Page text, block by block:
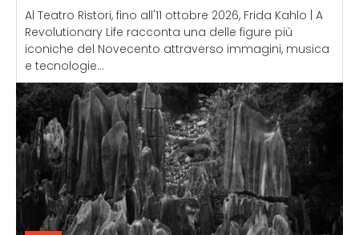
Al Teatro Ristori, fino all'11 ottobre 2026, Frida Kahlo | A
Revolutionary Life racconta una delle figure più
iconiche del Novecento attraverso immagini, musica
e tecnologie...